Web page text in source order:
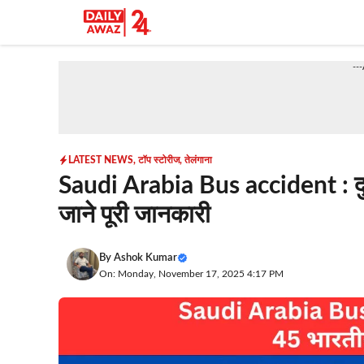
content
---
LATEST NEWS,टॉप स्टोरीज,तेलंगाना
Saudi Arabia Bus accident :
जाने पूरी जानकारी
By Ashok Kumar
On: Monday, November 17, 2025 4:17 PM